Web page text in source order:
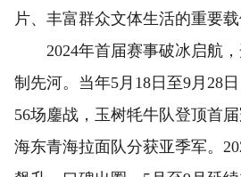
片、丰富群众文体生活的重要载
2024年首届赛事破冰启航，
制先河。当年5月18日至9月28
56场鏖战，玉树牦牛队登顶首届
海东青海拉面队分获亚季军。